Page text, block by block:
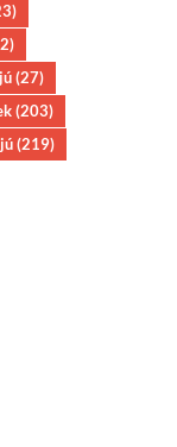
(27)
(203)
(219)